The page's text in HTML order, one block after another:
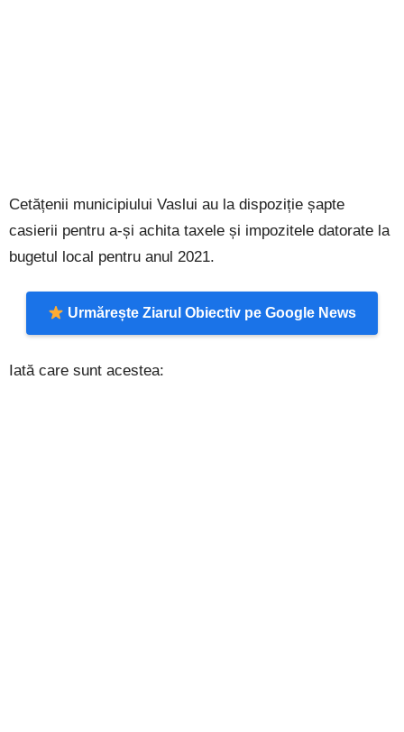
Cetățenii municipiului Vaslui au la dispoziție șapte
casierii pentru a-și achita taxele și impozitele datorate la
bugetul local pentru anul 2021.
Urmărește Ziarul Obiectiv pe Google News
Iată care sunt acestea: